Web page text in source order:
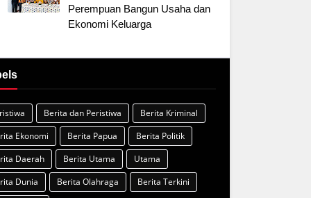
Perempuan Bangun Usaha dan
Ekonomi Keluarga
Berita dan Peristiwa
Berita Kriminal
Ekonomi
Berita Papua
Berita Politik
Daerah
Berita Utama
Utama
Dunia
Berita Olahraga
Berita Terkini